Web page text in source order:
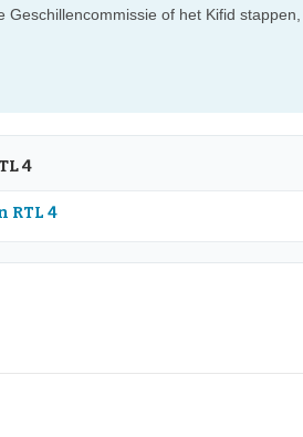
of het Kifid
4
RTL 4